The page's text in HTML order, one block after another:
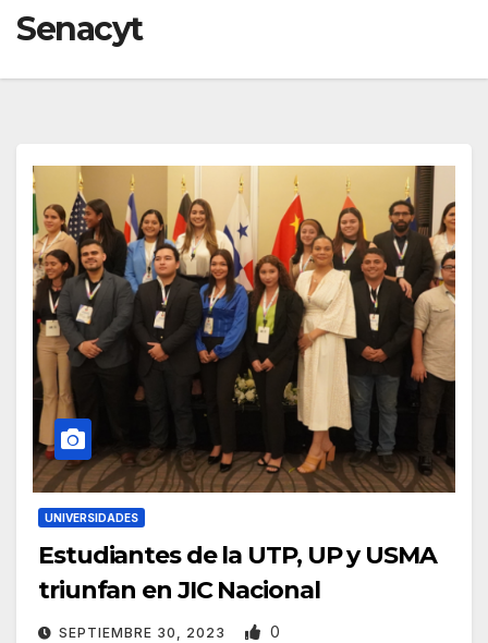
Senacyt
UNIVERSIDADES
Estudiantes de la UTP, UP y USMA
triunfan en JIC Nacional
SEPTIEMBRE 30, 2023 0